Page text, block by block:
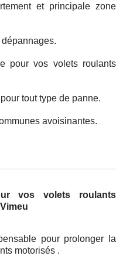
et principale zone
pour vos volets roulants
tout type de panne.
avoisinantes.
vos volets roulants
pour prolonger la
motorisés .